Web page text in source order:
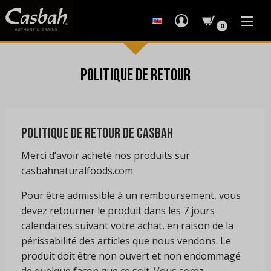
0
Politique de retour
Politique de retour de Casbah
Merci d’avoir acheté nos produits sur
casbahnaturalfoods.com
Pour être admissible à un remboursement, vous
devez retourner le produit dans les 7 jours
calendaires suivant votre achat, en raison de la
périssabilité des articles que nous vendons. Le
produit doit être non ouvert et non endommagé